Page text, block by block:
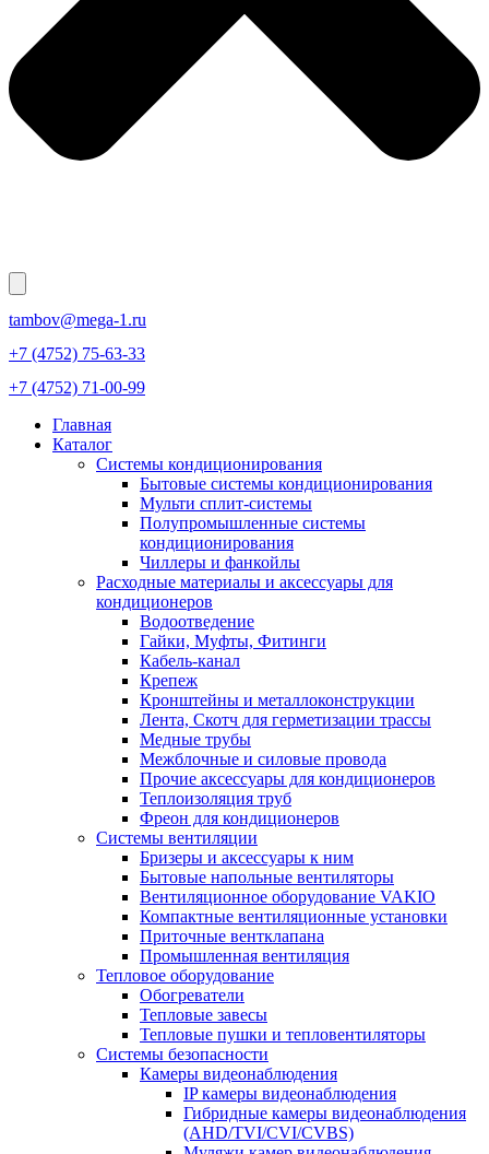
tambov@mega-1.ru
+7 (4752) 75-63-33
+7 (4752) 71-00-99
Главная
Каталог
Системы кондиционирования
Бытовые системы кондиционирования
Мульти сплит-системы
Полупромышленные системы
кондиционирования
Чиллеры и фанкойлы
Расходные материалы и аксессуары для
кондиционеров
Водоотведение
Гайки, Муфты, Фитинги
Кабель-канал
Крепеж
Кронштейны и металлоконструкции
Лента, Скотч для герметизации трассы
Медные трубы
Межблочные и силовые провода
Прочие аксессуары для кондиционеров
Теплоизоляция труб
Фреон для кондиционеров
Системы вентиляции
Бризеры и аксессуары к ним
Бытовые напольные вентиляторы
Вентиляционное оборудование VAKIO
Компактные вентиляционные установки
Приточные вентклапана
Промышленная вентиляция
Тепловое оборудование
Обогреватели
Тепловые завесы
Тепловые пушки и тепловентиляторы
Системы безопасности
Камеры видеонаблюдения
IP камеры видеонаблюдения
Гибридные камеры видеонаблюдения
(AHD/TVI/CVI/CVBS)